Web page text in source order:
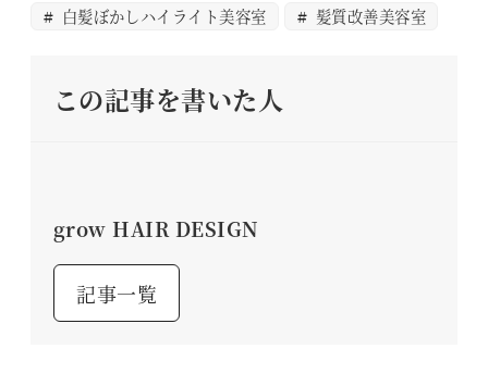
白髪ぼかしハイライト美容室
髪質改善美容室
この記事を書いた人
grow HAIR DESIGN
記事一覧